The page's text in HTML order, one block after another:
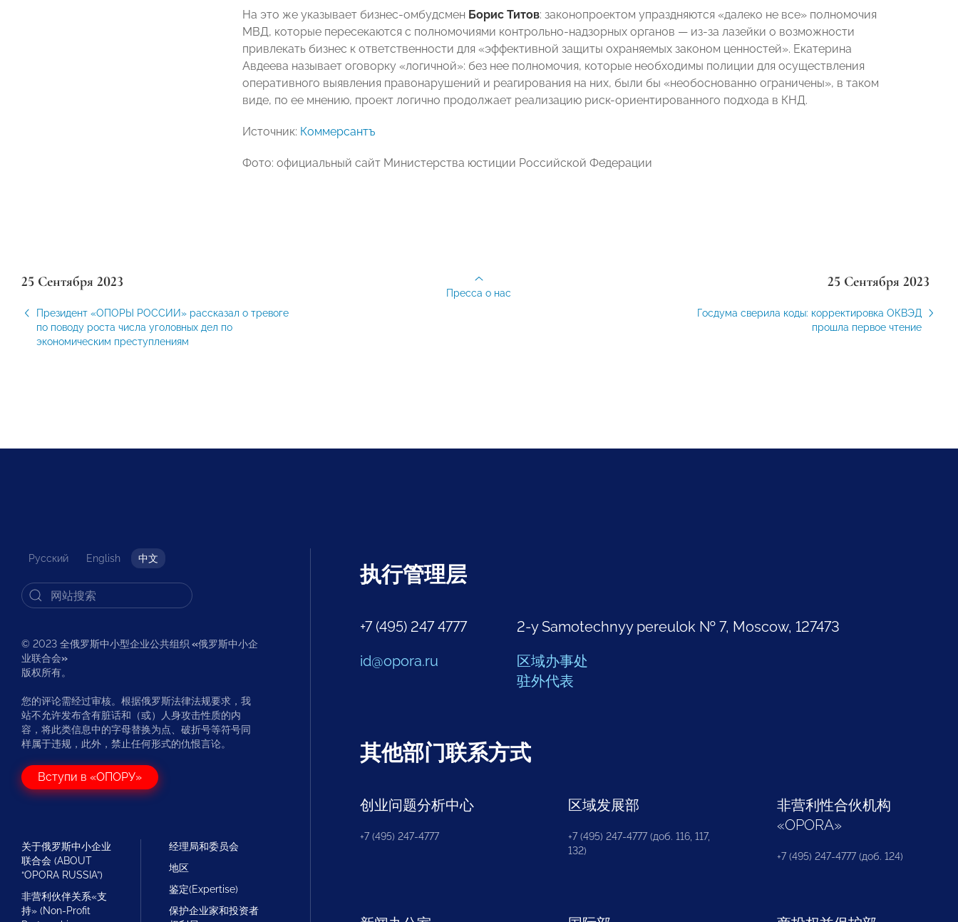
На это же указывает бизнес-омбудсмен Борис Титов: законопроектом упраздняются «далеко не все» полномочия
МВД, которые пересекаются с полномочиями контрольно-надзорных органов — из-за лазейки о возможности
привлекать бизнес к ответственности для «эффективной защиты охраняемых законом ценностей». Екатерина
Авдеева называет оговорку «логичной»: без нее полномочия, которые необходимы полиции для осуществления
оперативного выявления правонарушений и реагирования на них, были бы «необоснованно ограничены», в таком
виде, по ее мнению, проект логично продолжает реализацию риск-ориентированного подхода в КНД.
Источник: Коммерсантъ
Фото: официальный сайт Министерства юстиции Российской Федерации
25 Сентября 2023
Президент «ОПОРЫ РОССИИ» рассказал о тревоге
по поводу роста числа уголовных дел по
экономическим преступлениям
25 Сентября 2023
Госдума сверила коды: корректировка ОКВЭД
прошла первое чтение
Пресса о нас
Русский English 中文
© 2023 全俄罗斯中小型企业公共组织 «俄罗斯中小企
业联合会»
版权所有。
您的评论需经过审核。根据俄罗斯法律法规要求，我
站不允许发布含有脏话和（或）人身攻击性质的内
容，将此类信息中的字母替换为点、破折号等符号同
样属于违规，此外，禁止任何形式的仇恨言论。
Вступи в «ОПОРУ»
关于俄罗斯中小企业
联合会 (ABOUT
“OPORA RUSSIA”)
非营利伙伴关系«支
持» (Non-Profit
经理局和委员会
地区
鉴定(Expertise)
保护企业家和投资者
执行管理层
+7 (495) 247 4777
id@opora.ru
2-y Samotechnyy pereulok № 7, Moscow, 127473
区域办事处
驻外代表
其他部门联系方式
创业问题分析中心
+7 (495) 247-4777
区域发展部
+7 (495) 247-4777 (доб. 116, 117,
132)
非营利性合伙机构
«OPORA»
+7 (495) 247-4777 (доб. 124)